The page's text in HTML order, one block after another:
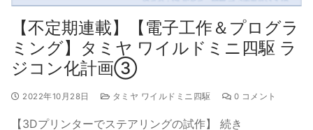
【不定期連載】【電子工作＆プログラ
ミング】タミヤ ワイルドミニ四駆 ラ
ジコン化計画③
2022年10月28日 タミヤ ワイルドミニ四駆 0 コメント
【3Dプリンターでステアリングの試作】 続き